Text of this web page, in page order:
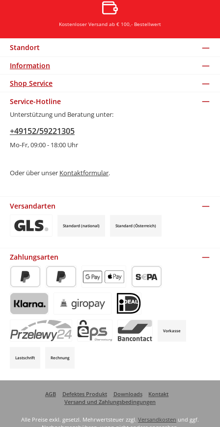
Kostenloser Versand ab € 100,- Bestellwert
Standort
Information
Shop Service
Service-Hotline
Unterstützung und Beratung unter:
+49152/59221305
Mo-Fr, 09:00 - 18:00 Uhr
Oder über unser Kontaktformular.
Versandarten
Standard (national) Standard (Österreich)
Zahlungsarten
PayPal Später BezahlenApple Pay / Google Pay (via Stripe)
SEPA-Lastschrift (via Stripe)
Klarna (via Stripe)Giropay (via Stripe) iDeal (via Stripe)
Vorkasse
Lastschrift Rechnung
AGB Defektes Produkt Downloads
Kontakt
Versand und Zahlungsbedingungen
Alle Preise exkl. gesetzl. Mehrwertsteuer zzgl. Versandkosten und ggf.